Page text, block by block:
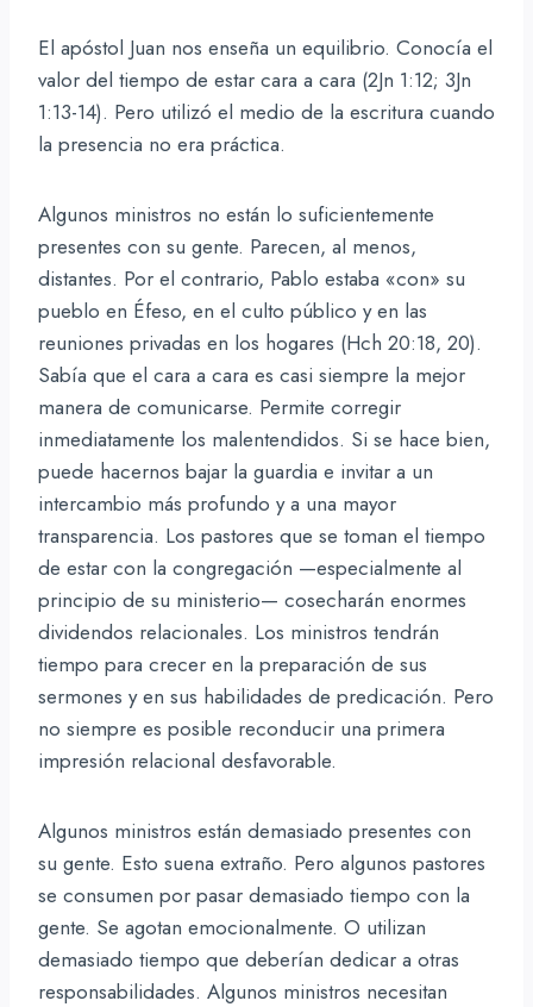
El apóstol Juan nos enseña un equilibrio. Conocía el
valor del tiempo de estar cara a cara (2Jn 1:12; 3Jn
1:13-14). Pero utilizó el medio de la escritura cuando
la presencia no era práctica.
Algunos ministros no están lo suficientemente
presentes con su gente. Parecen, al menos,
distantes. Por el contrario, Pablo estaba «con» su
pueblo en Éfeso, en el culto público y en las
reuniones privadas en los hogares (Hch 20:18, 20).
Sabía que el cara a cara es casi siempre la mejor
manera de comunicarse. Permite corregir
inmediatamente los malentendidos. Si se hace bien,
puede hacernos bajar la guardia e invitar a un
intercambio más profundo y a una mayor
transparencia. Los pastores que se toman el tiempo
de estar con la congregación —especialmente al
principio de su ministerio— cosecharán enormes
dividendos relacionales. Los ministros tendrán
tiempo para crecer en la preparación de sus
sermones y en sus habilidades de predicación. Pero
no siempre es posible reconducir una primera
impresión relacional desfavorable.
Algunos ministros están demasiado presentes con
su gente. Esto suena extraño. Pero algunos pastores
se consumen por pasar demasiado tiempo con la
gente. Se agotan emocionalmente. O utilizan
demasiado tiempo que deberían dedicar a otras
responsabilidades. Algunos ministros necesitan